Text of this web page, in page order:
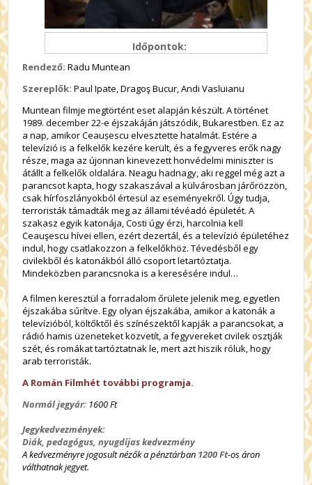
Időpontok:
Rendező: Radu Muntean
Szereplők: Paul Ipate, Dragoş Bucur, Andi Vasluianu
Muntean filmje megtörtént eset alapján készült. A történet
1989. december 22-e éjszakáján játszódik, Bukarestben. Ez az
a nap, amikor Ceaușescu elvesztette hatalmát. Estére a
televízió is a felkelők kezére került, és a fegyveres erők nagy
része, maga az újonnan kinevezett honvédelmi miniszter is
átállt a felkelők oldalára. Neagu hadnagy, aki reggel még azt a
parancsot kapta, hogy szakaszával a külvárosban járőrözzön,
csak hírfoszlányokból értesül az eseményekről. Úgy tudja,
terroristák támadták meg az állami tévéadó épületét. A
szakasz egyik katonája, Costi úgy érzi, harcolnia kell
Ceauşescu hívei ellen, ezért dezertál, és a televízió épületéhez
indul, hogy csatlakozzon a felkelőkhöz. Tévedésből egy
civilekből és katonákból álló csoport letartóztatja.
Mindeközben parancsnoka is a keresésére indul…
A filmen keresztül a forradalom őrülete jelenik meg, egyetlen
éjszakába sűrítve. Egy olyan éjszakába, amikor a katonák a
televízióból, költőktől és színészektől kapják a parancsokat, a
rádió hamis üzeneteket közvetít, a fegyvereket civilek osztják
szét, és romákat tartóztatnak le, mert azt hiszik róluk, hogy
arab terroristák.
A Román Filmhét további programja.
Normál jegyár: 1600 Ft
Jegykedvezmények:
Diák, pedagógus, nyugdíjas kedvezmény
A kedvezményre jogosult nézők a pénztárban 1200 Ft-os áron
válthatnak jegyet.